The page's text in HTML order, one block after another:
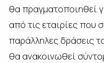
θα πραγματοποιηθεί
από τις εταιρίες που
παράλληλες δράσεις
θα ανακοινωθεί